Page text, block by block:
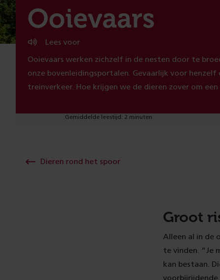
:
Ooievaars
Lees voor
Ooievaars werken zichzelf in de nesten door te
onze bovenleidingsportalen. Gevaarlijk voor
treinverkeer. Hoe krijgen we de dieren zover om
Gemiddelde leestijd: 2 minuten
Dieren rond het spoor
Groot
Alleen al in de
te vinden. “Je
kan bestaan.
voorbijrijdende